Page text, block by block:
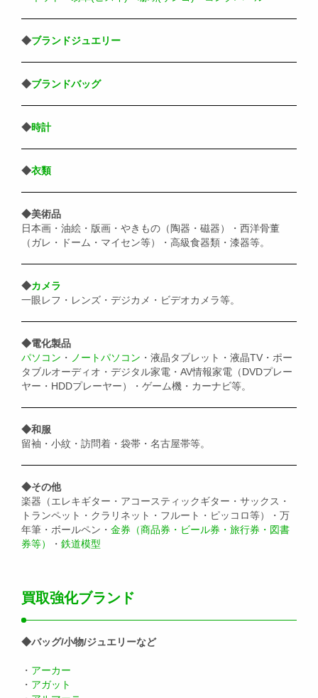
◆ブランドジュエリー
◆ブランドバッグ
◆時計
◆衣類
◆美術品
日本画・油絵・版画・やきもの（陶器・磁器）・西洋骨董
（ガレ・ドーム・マイセン等）・高級食器類・漆器等。
◆カメラ
一眼レフ・レンズ・デジカメ・ビデオカメラ等。
◆電化製品
パソコン ・ ノートパソコン ・液晶タブレット・液晶TV・ポー
タブルオーディオ・デジタル家電・AV情報家電（DVDプレー
ヤー・HDDプレーヤー）・ゲーム機・カーナビ等。
◆和服
留袖・小紋・訪問着・袋帯・名古屋帯等。
◆その他
楽器（エレキギター・アコースティックギター・サックス・
トランペット・クラリネット・フルート・ピッコロ等）・万
年筆・ボールペン・ 金券（商品券・ビール券・旅行券・図書
券等）
・ 鉄道模型
買取強化ブランド
◆バッグ/小物/ジュエリーなど
・ アーカー
・ アガット